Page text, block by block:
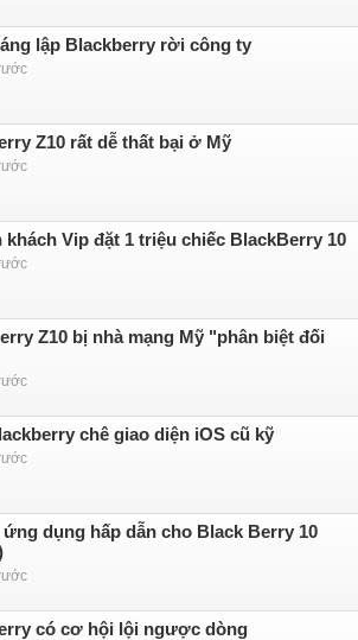
lập Blackberry rời công ty
Z10 rất dễ thất bại ở Mỹ
khách Vip đặt 1 triệu chiếc BlackBerry 10
Z10 bị nhà mạng Mỹ "phân biệt đối
chê giao diện iOS cũ kỹ
dụng hấp dẫn cho Black Berry 10
có cơ hội lội ngược dòng